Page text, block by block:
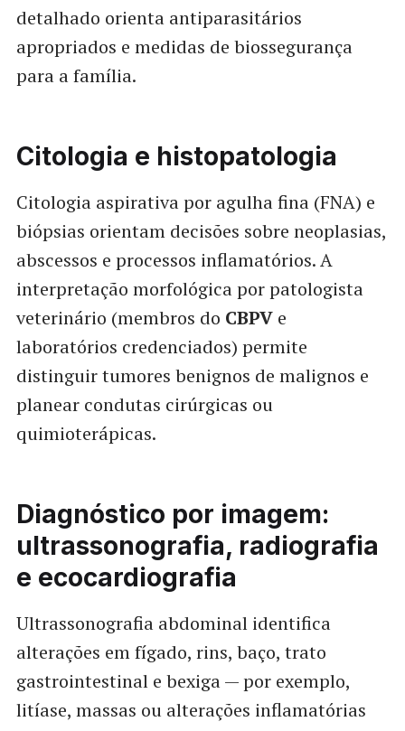
detalhado orienta antiparasitários
apropriados e medidas de biossegurança
para a família.
Citologia e histopatologia
Citologia aspirativa por agulha fina (FNA) e
biópsias orientam decisões sobre neoplasias,
abscessos e processos inflamatórios. A
interpretação morfológica por patologista
veterinário (membros do CBPVe
laboratórios credenciados) permite
distinguir tumores benignos de malignos e
planear condutas cirúrgicas ou
quimioterápicas.
Diagnóstico por imagem:
ultrassonografia, radiografia
e ecocardiografia
Ultrassonografia abdominal identifica
alterações em fígado, rins, baço, trato
gastrointestinal e bexiga — por exemplo,
litíase, massas ou alterações inflamatórias